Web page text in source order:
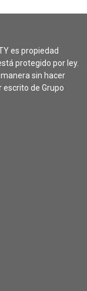
es propiedad
protegido por ley.
sin hacer
de Grupo